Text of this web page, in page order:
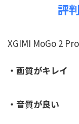
評
XGIMI MoGo 2
・画質がキレイ
・音質が良い